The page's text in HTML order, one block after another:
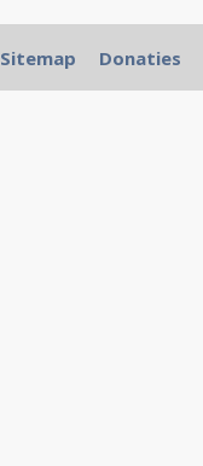
Sitemap Donaties